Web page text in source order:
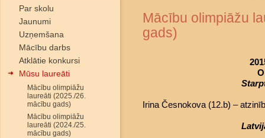
Par skolu
Jaunumi
Uzņemšana
Mācību darbs
Atklātie konkursi
Mūsu laureāti
Mācību olimpiāžu
laureāti (2025./26.
mācību gads)
Mācību olimpiāžu
laureāti (2024./25.
mācību gads)
Mācību olimpiāžu
gads)
Irina Česnokova (12.b) –